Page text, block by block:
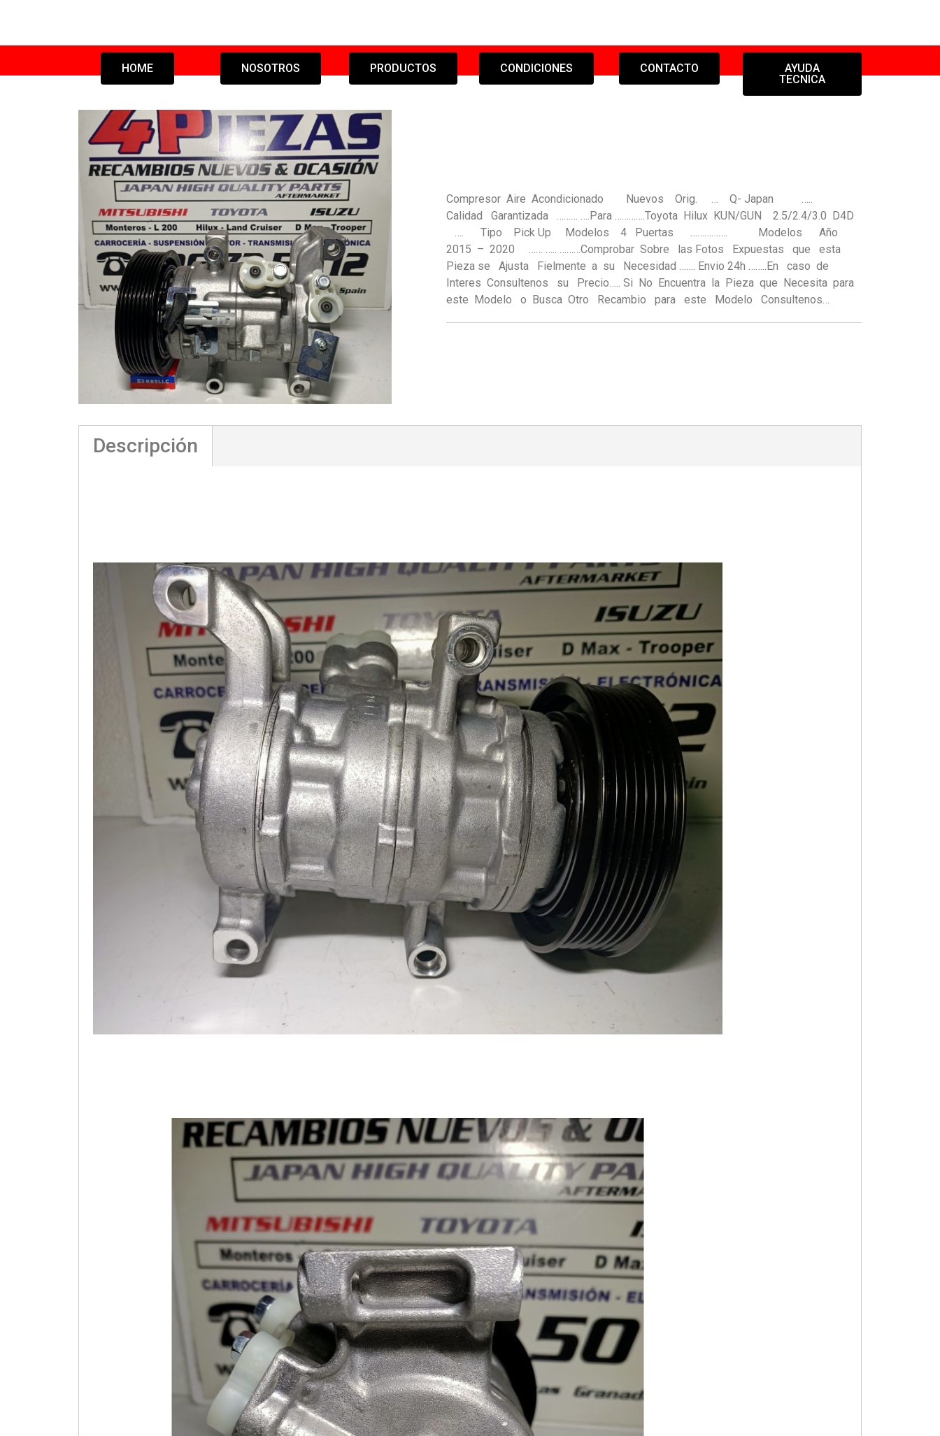
HOME NOSOTROS PRODUCTOS CONDICIONES CONTACTO
AYUDA
TECNICA
Compresor Aire Acondicionado Nuevos Orig. … Q- Japan …..
Calidad Garantizada ……… ….Para ………….Toyota Hilux KUN/GUN 2.5/2.4/3.0 D4D
…. Tipo Pick Up Modelos 4 Puertas ……………. Modelos Año
2015 – 2020 …… ….. ………Comprobar Sobre las Fotos Expuestas que esta
Pieza se Ajusta Fielmente a su Necesidad ……. Envio 24h ……..En caso de
Interes Consultenos su Precio….. Si No Encuentra la Pieza que Necesita para
este Modelo o Busca Otro Recambio para este Modelo Consultenos…
Descripción